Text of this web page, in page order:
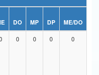
DO MP DP ME/DO
0 0 0 0